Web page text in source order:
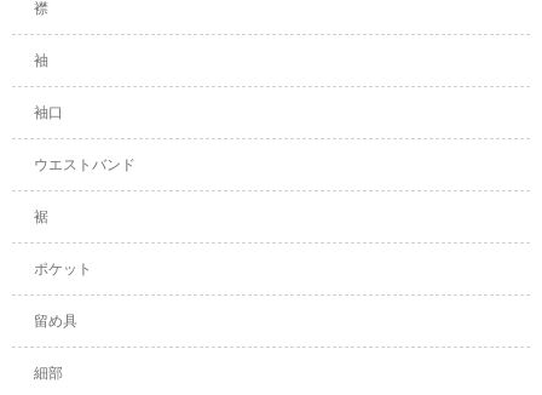
襟
袖
袖口
ウエストバンド
裾
ポケット
留め具
細部